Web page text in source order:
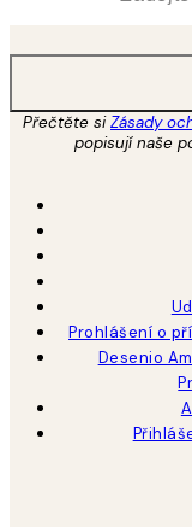
Přečtěte siZásady
popisují naše
Prohlášení o
Desenio